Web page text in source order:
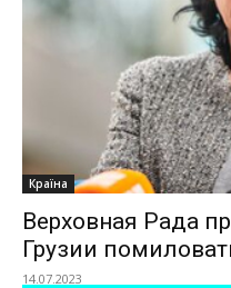
Країна
Верховная Рада
Грузии
14.07.2023